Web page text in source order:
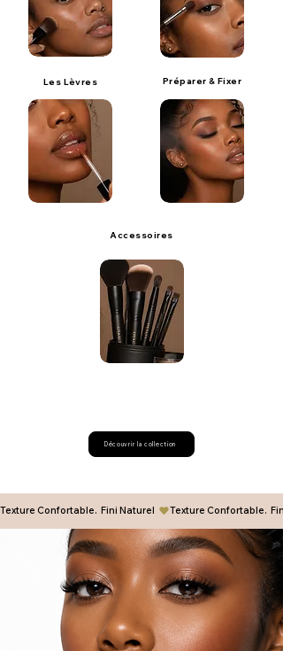
Les Lèvres Préparer & Fixer
Accessoires
Découvrir la collection
Texture Confortable.  Fini Naturel